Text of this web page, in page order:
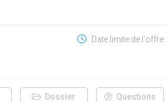
Date limite de l'offre :
Dossier Questions